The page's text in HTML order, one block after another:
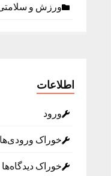
ورزش و
اطلاعات
ورود
خوراک ورودی‌ها
خوراک دیدگاه‌ها